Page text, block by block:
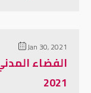
Jan 30, 2021
الفضاء
2021